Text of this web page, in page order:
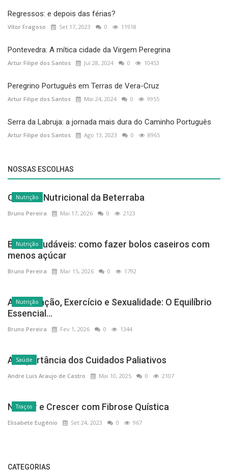
Regressos: e depois das férias?
Vítor Fragoso Set 17, 2023 0 11918
Pontevedra: A mítica cidade da Virgem Peregrina
Artur Filipe dos Santos Jul 28, 2024 0 10453
Peregrino Português em Terras de Vera-Cruz
Artur Filipe dos Santos Mai 24, 2024 0 9955
Serra da Labruja: a jornada mais dura do Caminho Português
Artur Filipe dos Santos Ago 13, 2023 0 8965
NOSSAS ESCOLHAS
Nutrição
O Poder Nutricional da Beterraba
Bruno Pereira Mai 17, 2026 0 2123
Nutrição
Bolos saudáveis: como fazer bolos caseiros com
menos açúcar
Bruno Pereira Mar 15, 2026 0 1792
Nutrição
Alimentação, Exercício e Sexualidade: O Equilíbrio
Essencial...
Bruno Pereira Fev 1, 2026 0 1344
Saúde
A Importância dos Cuidados Paliativos
Andre Luis Araujo de Castro Mai 10, 2025 0 2107
Traços
Nascer e Crescer com Fibrose Quística
Elisabete Eugénio Set 24, 2023 0 967
CATEGORIAS